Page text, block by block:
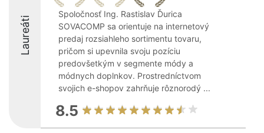
Laureáti
Spoločnosť Ing. Rastislav Ďurica
SOVACOMP sa orientuje na internetový
predaj rozsiahleho sortimentu tovaru,
pričom si upevnila svoju pozíciu
predovšetkým v segmente módy a
módnych doplnkov. Prostredníctvom
svojich e-shopov zahrňuje rôznorodý ...
8.5